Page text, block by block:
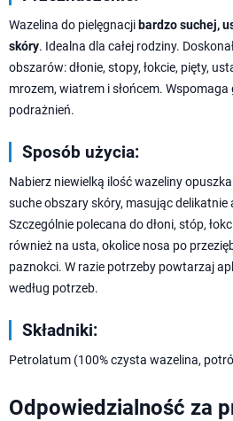
Wazelina do pielęgnacji bardzo suchej,
skóry. Idealna dla całej rodziny.
obszarów: dłonie, stopy, łokcie, pięty,
mrozem, wiatrem i słońcem.
podrażnień.
Sposób użycia:
Nabierz niewielką ilość wazeliny
suche obszary skóry, masując delikatnie
Szczególnie polecana do dłoni, stóp,
również na usta, okolice nosa po
paznokci. W razie potrzeby powtarzaj
według potrzeb.
Składniki:
Petrolatum (100% czysta wazelina,
Odpowiedzialność za